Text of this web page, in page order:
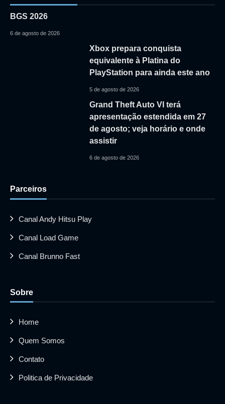
BGS 2026
6 de agosto de 2026
Xbox prepara conquista
equivalente à Platina do
PlayStation para ainda este ano
5 de agosto de 2026
Grand Theft Auto VI terá
apresentação estendida em 27
de agosto; veja horário e onde
assistir
6 de agosto de 2026
Parceiros
Canal Andy Hitsu Play
Canal Load Game
Canal Brunno Fast
Sobre
Home
Quem Somos
Contato
Politica de Privacidade